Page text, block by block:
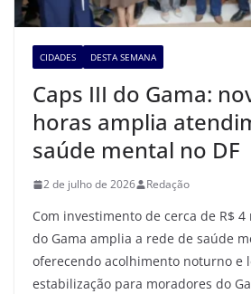
CIDADES DESTA SEMANA
Caps III do Gama:
horas amplia
saúde mental no DF
2 de julho de 2026 Redação
Com investimento de cerca de R$ 4
do Gama amplia a rede de saúde
oferecendo acolhimento noturno e
estabilização para moradores do